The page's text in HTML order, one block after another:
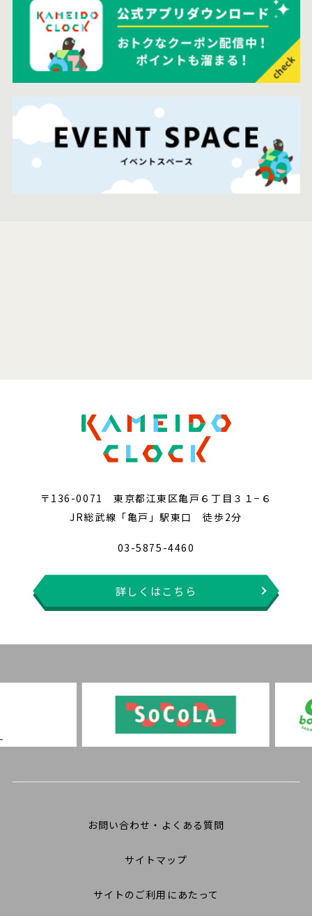
〒136-0071 東京都江東区亀戸６丁目３１−６
JR総武線「亀戸」駅東口 徒歩2分
03-5875-4460
詳しくはこちら
お問い合わせ・よくある質問
サイトマップ
サイトのご利用にあたって